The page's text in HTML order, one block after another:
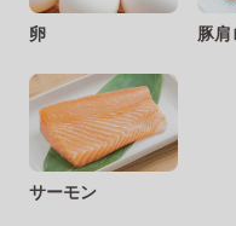
卵 豚肩
サーモン